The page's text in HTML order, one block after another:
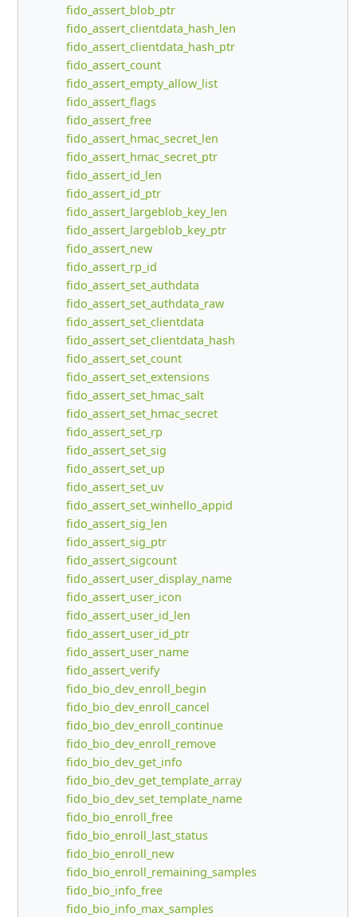
fido_assert_blob_ptr
fido_assert_clientdata_hash_len
fido_assert_clientdata_hash_ptr
fido_assert_count
fido_assert_empty_allow_list
fido_assert_flags
fido_assert_free
fido_assert_hmac_secret_len
fido_assert_hmac_secret_ptr
fido_assert_id_len
fido_assert_id_ptr
fido_assert_largeblob_key_len
fido_assert_largeblob_key_ptr
fido_assert_new
fido_assert_rp_id
fido_assert_set_authdata
fido_assert_set_authdata_raw
fido_assert_set_clientdata
fido_assert_set_clientdata_hash
fido_assert_set_count
fido_assert_set_extensions
fido_assert_set_hmac_salt
fido_assert_set_hmac_secret
fido_assert_set_rp
fido_assert_set_sig
fido_assert_set_up
fido_assert_set_uv
fido_assert_set_winhello_appid
fido_assert_sig_len
fido_assert_sig_ptr
fido_assert_sigcount
fido_assert_user_display_name
fido_assert_user_icon
fido_assert_user_id_len
fido_assert_user_id_ptr
fido_assert_user_name
fido_assert_verify
fido_bio_dev_enroll_begin
fido_bio_dev_enroll_cancel
fido_bio_dev_enroll_continue
fido_bio_dev_enroll_remove
fido_bio_dev_get_info
fido_bio_dev_get_template_array
fido_bio_dev_set_template_name
fido_bio_enroll_free
fido_bio_enroll_last_status
fido_bio_enroll_new
fido_bio_enroll_remaining_samples
fido_bio_info_free
fido_bio_info_max_samples